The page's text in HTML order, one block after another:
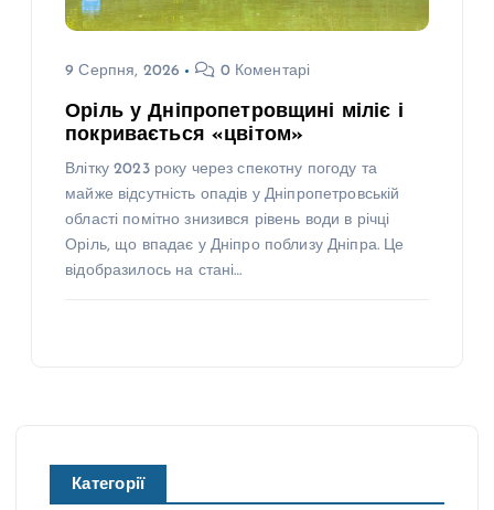
9 Серпня, 2026 0 Коментарі
Оріль у Дніпропетровщині міліє і
покривається «цвітом»
Влітку 2023 року через спекотну погоду та
майже відсутність опадів у Дніпропетровській
області помітно знизився рівень води в річці
Оріль, що впадає у Дніпро поблизу Дніпра. Це
відобразилось на стані…
Категорії